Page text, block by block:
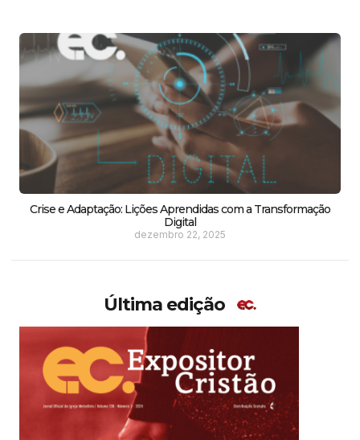
Crise e Adaptação: Lições Aprendidas com a Transformação
Digital
dezembro 22, 2025
Última edição